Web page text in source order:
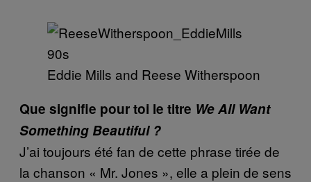
Eddie Mills and Reese Witherspoon
Que signifie pour toi le titre We All Want
Something Beautiful ?
J’ai toujours été fan de cette phrase tirée de
la chanson « Mr. Jones », elle a plein de sens